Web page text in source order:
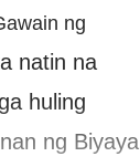
ng
natin na
huling
ng Biyaya